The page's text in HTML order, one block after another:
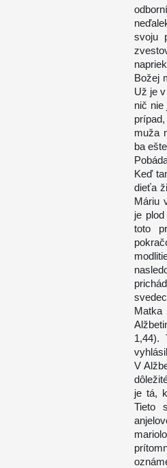
svoju
Božej
Už je
nič nie
muža
ba
Keď
dieťa
Máriu
je
toto
1,44).
V
je tá,
Tieto